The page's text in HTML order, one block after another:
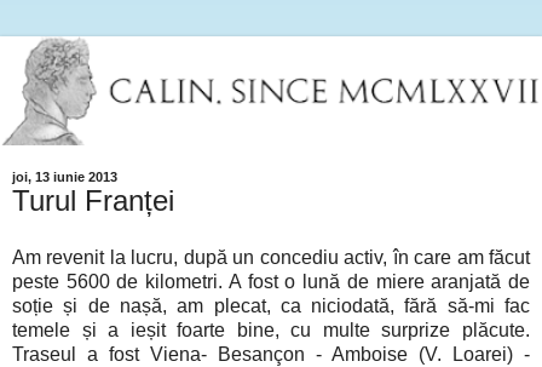
joi, 13 iunie 2013
Turul Franței
Am revenit la lucru, după un concediu activ, în care am făcut
peste 5600 de kilometri. A fost o lună de miere aranjată de
soție și de nașă, am plecat, ca niciodată, fără să-mi fac
temele și a ieșit foarte bine, cu multe surprize plăcute.
Traseul a fost Viena- Besançon - Amboise (V. Loarei) -